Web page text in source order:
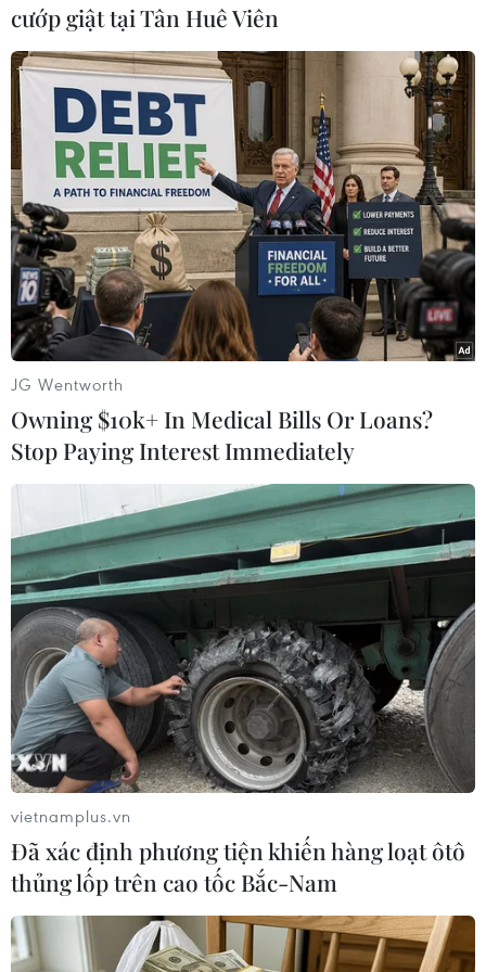
xuyên cáo buộc nhau về các vụ nã pháo và bắn
(TTXVN/Vietnam+)
#Ukraine #Kazakhstan
#Tổng thống Ukraine
#Petro Poroshenko
#Tổng thống Kazakhstan
#Khủng hoảng
#Gặp thượng đỉnh
#Cuộc gặp bốn bên
Ukraine
Theo dõi VietnamPlus
TIN LIÊN QUAN
cướp giật tại Tân Huê Viên
JG Wentworth
Owning $10k+ In Medical Bills Or Loans?
Stop Paying Interest Immediately
vietnamplus.vn
Đã xác định phương tiện khiến hàng loạt ôtô
thủng lốp trên cao tốc Bắc-Nam